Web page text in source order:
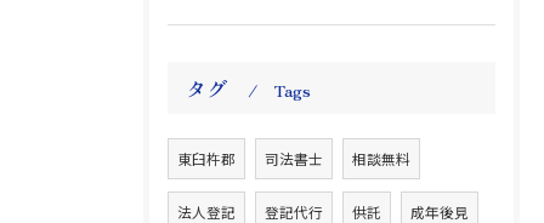
タグ Tags
東臼杵郡 司法書士 相談無料
法人登記 登記代行 供託 成年後見